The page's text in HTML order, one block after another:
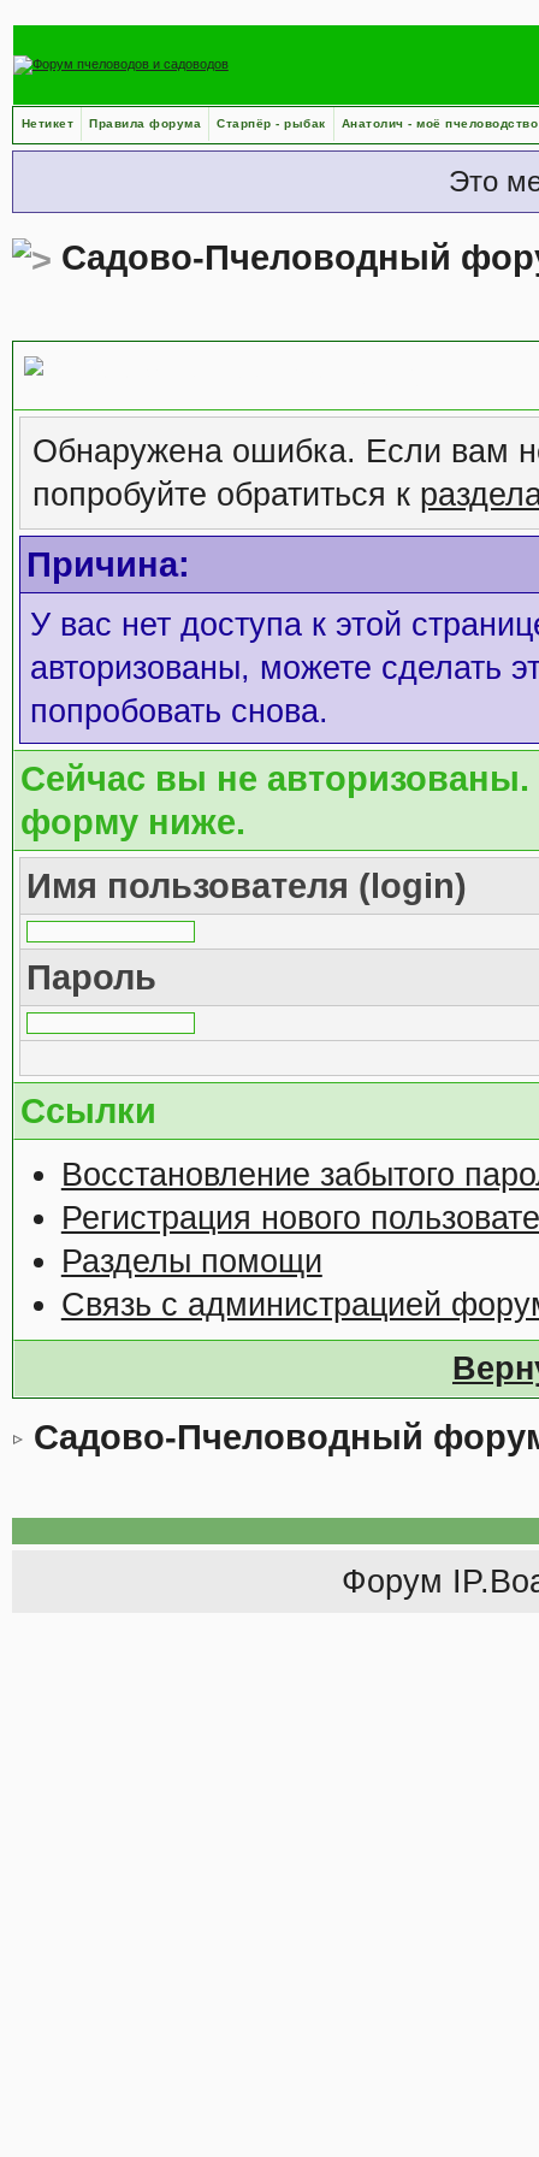
Нетикет Правила форума Старпёр - рыбак Анатолич - моё пчеловодство
Это
Садово-Пчеловодный
Обнаружена ошибка. Если вам
попробуйте обратиться к
Причина:
У вас нет доступа к этой
авторизованы, можете сделать
попробовать снова.
Сейчас вы не авторизованы.
форму ниже.
Имя пользователя (login)
Пароль
Ссылки
Восстановление забытого
Регистрация нового
Разделы помощи
Связь с администрацией
Садово-Пчеловодный
Форум